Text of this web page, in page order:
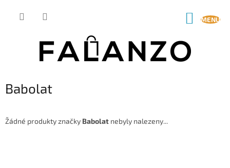
Babolat
Žádné produkty značky Babolat nebyly nalezeny...